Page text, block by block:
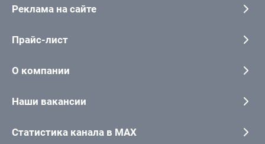
Реклама на сайте
Прайс-лист
О компании
Наши вакансии
Статистика канала в MAX